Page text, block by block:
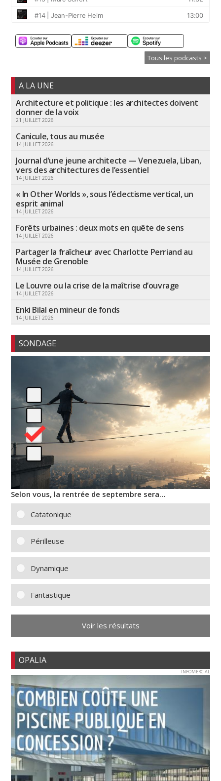
Tous les podcasts >
A LA UNE
Architecture et politique : les architectes doivent
donner de la voix
21 JUILLET 2026
Canicule, tous au musée
14 JUILLET 2026
Journal d’une jeune architecte — Venezuela, Liban,
vers des architectures de l’essentiel
14 JUILLET 2026
« In Other Worlds », sous l’éclectisme vertical, un
esprit animal
14 JUILLET 2026
Forêts urbaines : deux mots en quête de sens
14 JUILLET 2026
Partager la fraîcheur avec Charlotte Perriand au
Musée de Grenoble
14 JUILLET 2026
Le Louvre ou la crise de la maîtrise d’ouvrage
14 JUILLET 2026
Enki Bilal en mineur de fonds
14 JUILLET 2026
SONDAGE
Selon vous, la rentrée de septembre sera…
Catatonique
Périlleuse
Dynamique
Fantastique
Voir les résultats
OPALIA
INFOMERCIAL